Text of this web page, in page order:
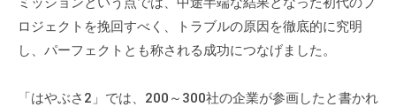
ロジェクトを挽回すべく、トラブルの原因を徹底的に究明
し、パーフェクトとも称される成功につなげました。
「はやぶさ2」では、200～300社の企業が参画したと書かれ